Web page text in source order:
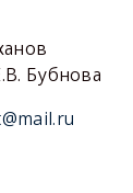
Бубнова